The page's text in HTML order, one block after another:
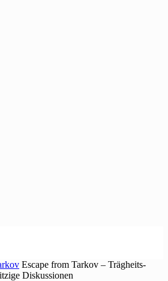
Escape from Tarkov – Trägheits-
Diskussionen